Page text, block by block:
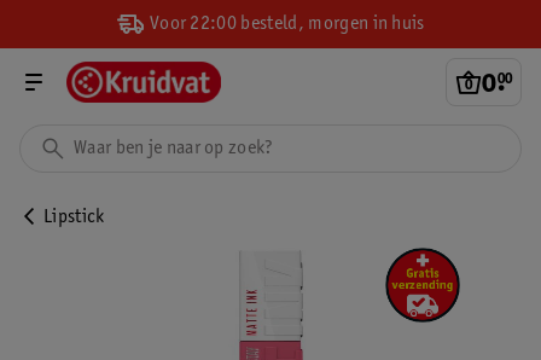
Voor 22:00 besteld, morgen in huis
0.
00
Lipstick